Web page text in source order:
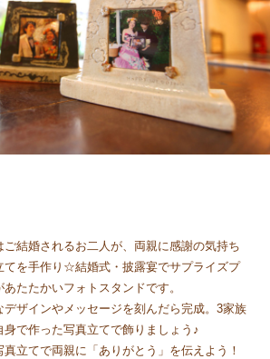
ご結婚されるお二人が、両親に感謝の気持ち
てを手作り☆結婚式・披露宴でサプライズプ
たたかいフォトスタンドです。
デザインやメッセージを刻んだら完成。3家族
で作った写真立てで飾りましょう♪
立てで両親に「ありがとう」を伝えよう！